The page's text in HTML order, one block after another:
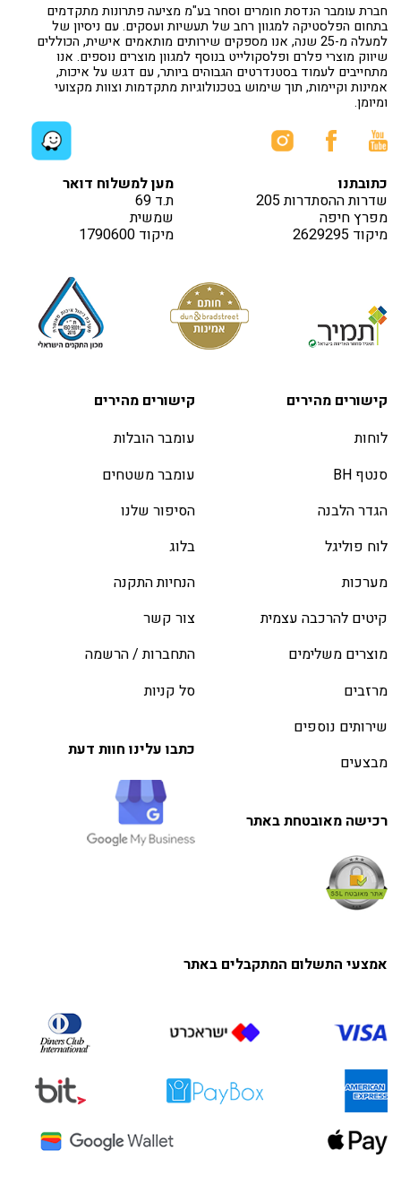
חברת עומבר הנדסת חומרים וסחר בע"מ מציעה פתרונות מתקדמים
בתחום הפלסטיקה למגוון רחב של תעשיות ועסקים. עם ניסיון של
למעלה מ-25 שנה, אנו מספקים שירותים מותאמים אישית, הכוללים
שיווק מוצרי פלרם ופלסקולייט בנוסף למגוון מוצרים נוספים. אנו
מתחייבים לעמוד בסטנדרטים הגבוהים ביותר, עם דגש על איכות,
אמינות וקיימות, תוך שימוש בטכנולוגיות מתקדמות וצוות מקצועי
ומיומן.
כתובתנו
שדרות ההסתדרות 205
מפרץ חיפה
מיקוד 2629295
מען למשלוח דואר
ת.ד 69
שמשית
מיקוד 1790600
קישורים מהירים
לוחות
סנטף BH
הגדר הלבנה
לוח פוליגל
מערכות
קיטים להרכבה עצמית
מוצרים משלימים
מרזבים
שירותים נוספים
מבצעים
רכישה מאובטחת באתר
קישורים מהירים
עומבר הובלות
עומבר משטחים
הסיפור שלנו
בלוג
הנחיות התקנה
צור קשר
התחברות / הרשמה
סל קניות
כתבו עלינו חוות דעת
אמצעי התשלום המתקבלים באתר